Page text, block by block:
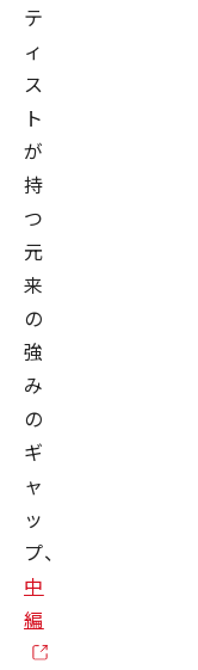
テ
ィ
ス
ト
が
持
つ
元
来
の
強
み
の
ギ
ャ
ッ
プ、
中
編